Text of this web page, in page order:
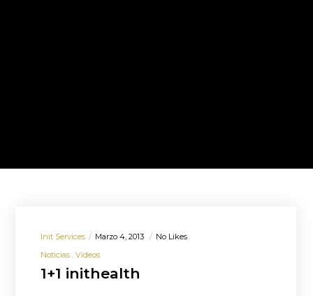
Init Services Marzo 4, 2013
No Likes
Noticias
Videos
1+1 inithealth